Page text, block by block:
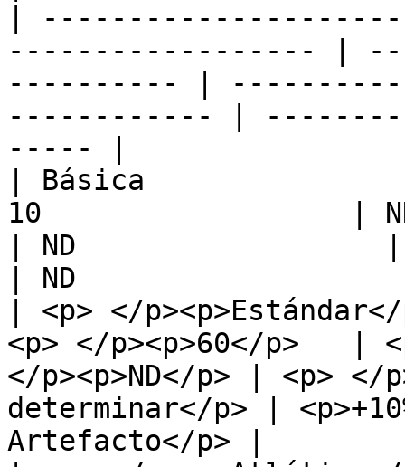
|
------------------ |
---------- |
------------ |
----- |
| Básica
10                  |
| ND                  |
| ND
| <p> </
<p> </p><p>60</p>   |
</p><p>ND</p> | <p> </
determinar</p> |
Artefacto</p> |